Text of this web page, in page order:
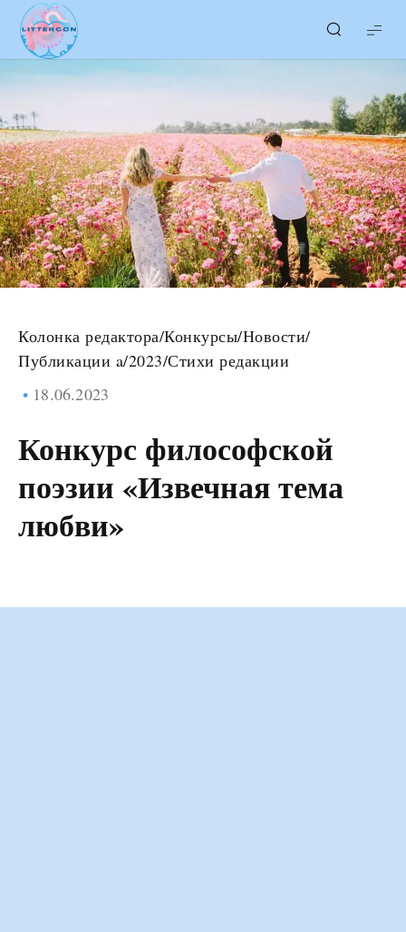
LITTERcon
Колонка редактора/Конкурсы/Новости/
Публикации a/2023/Стихи редакции
18.06.2023
Конкурс философской
поэзии «Извечная тема
любви»